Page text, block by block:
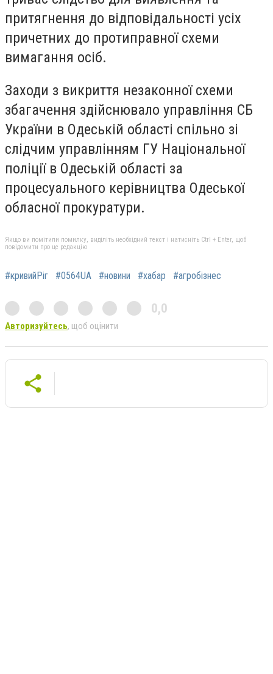
притягнення до відповідальності усіх
причетних до протиправної схеми
вимагання осіб.
Заходи з викриття незаконної схеми
збагачення здійснювало управління СБ
України в Одеській області спільно зі
слідчим управлінням ГУ Національної
поліції в Одеській області за
процесуального керівництва Одеської
обласної прокуратури.
Якщо ви помітили помилку, виділіть необхідний текст і натисніть Ctrl + Enter, щоб
повідомити про це редакцію
#кривийРіг #0564UA #новини #хабар #агробізнес
0,0
Авторизуйтесь, щоб оцінити